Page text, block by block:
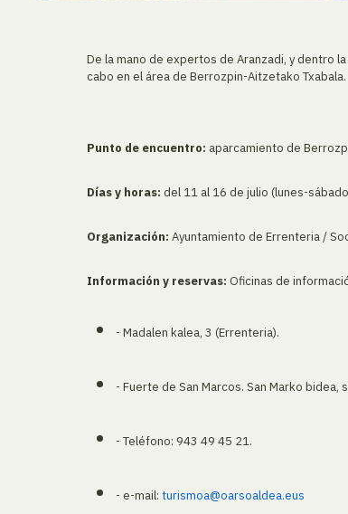
De la mano de expertos de Aranzadi, y dentro
cabo en el área de Berrozpin-Aitzetako Txabala.
Punto de encuentro: aparcamiento de
Días y horas: del 11 al 16 de julio (lunes-
Organización: Ayuntamiento de Errenteria /
Información y reservas: Oficinas de
- Madalen kalea, 3 (Errenteria).
- Fuerte de San Marcos. San Marko bidea,
- Teléfono: 943 49 45 21.
- e-mail: turismoa@oarsoaldea.eus